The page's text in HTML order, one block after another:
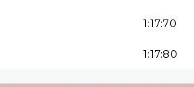
1:17:70
1:17:80